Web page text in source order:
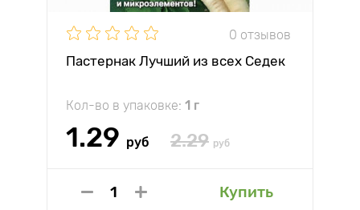
0 отзывов
Пастернак Лучший из всех Седек
Кол-во в упаковке: 1 г
1.29 руб 2.29 руб
Купить